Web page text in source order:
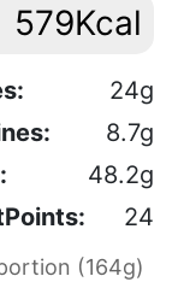
579Kcal
24g
8.7g
48.2g
24
(164g)